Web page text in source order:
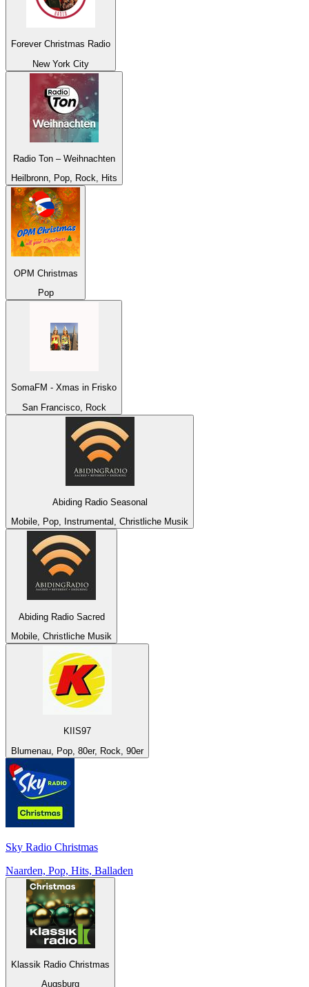
Forever Christmas Radio
New York City
Radio Ton – Weihnachten
Heilbronn, Pop, Rock, Hits
OPM Christmas
Pop
SomaFM - Xmas in Frisko
San Francisco, Rock
Abiding Radio Seasonal
Mobile, Pop, Instrumental, Christliche Musik
Abiding Radio Sacred
Mobile, Christliche Musik
KIIS97
Blumenau, Pop, 80er, Rock, 90er
Sky Radio Christmas
Naarden, Pop, Hits, Balladen
Klassik Radio Christmas
Augsburg